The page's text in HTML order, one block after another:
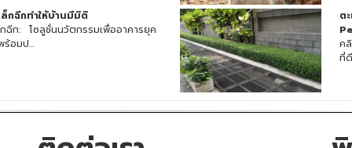
กฉีกทำให้บ้านมีมิติ
ฉีก: โซลูชั่นนวัตกรรมเพื่ออาคารยุค
อมป...
ต
ค
ที่